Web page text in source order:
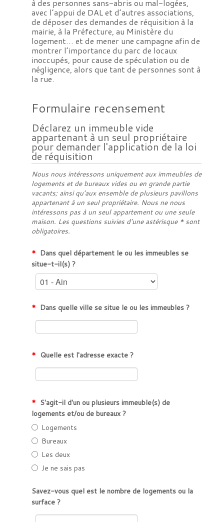
à des personnes sans-abris ou mal-logées,
avec l’appui de DAL et d’autres associations,
de déposer des demandes de réquisition à la
mairie, à la Préfecture, au Ministère du
logement… et de mener une campagne afin de
montrer l’importance du parc de locaux
inoccupés, pour cause de spéculation ou de
négligence, alors que tant de personnes sont à
la rue.
Formulaire recensement
Déclarez un immeuble vide
appartenant à un seul propriétaire
pour demander l'application de la loi
de réquisition
Nous nous intéressons uniquement aux immeubles de
logements et de bureaux vides ou en grande partie
vacants; ainsi qu'aux ensemble de plusieurs pavillons
appartenant à un seul propriétaire. Nous ne nous
intéressons pas à un seul appartement ou une seule
maison. Les questions suivies d'une astérisque * sont
obligatoires.
* Dans quel département le ou les immeubles se
situe-t-il(s) ?
* Dans quelle ville se situe le ou les immeubles ?
* Quelle est l'adresse exacte ?
* S'agit-il d'un ou plusieurs immeuble(s) de
logements et/ou de bureaux ?
Logements
Bureaux
Les deux
Je ne sais pas
Savez-vous quel est le nombre de logements ou la
surface ?